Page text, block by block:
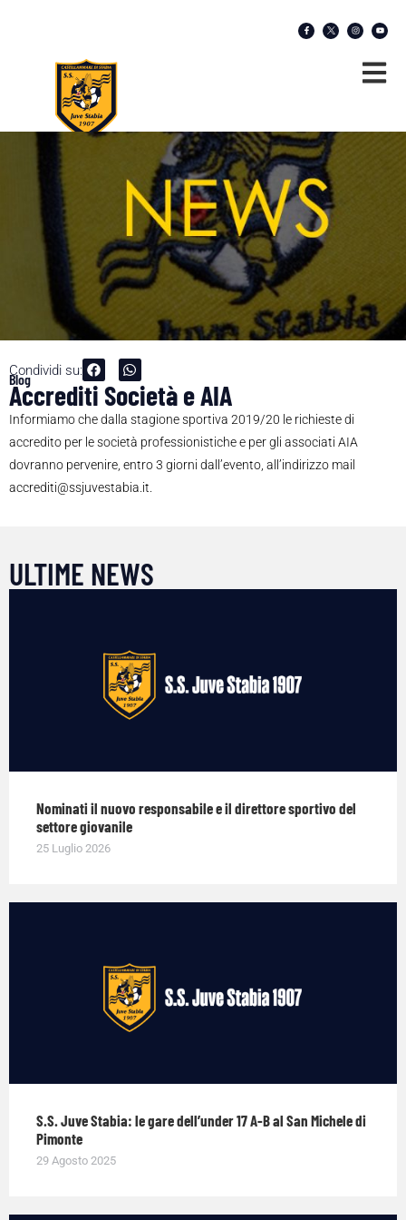
Condividi su:
Blog
Accrediti Società e AIA
Informiamo che dalla stagione sportiva 2019/20 le richieste di
accredito per le società professionistiche e per gli associati AIA
dovranno pervenire, entro 3 giorni dall’evento, all’indirizzo mail
accrediti@ssjuvestabia.it.
ULTIME NEWS
Nominati il nuovo responsabile e il direttore sportivo del
settore giovanile
25 Luglio 2026
S.S. Juve Stabia: le gare dell’under 17 A-B al San Michele di
Pimonte
29 Agosto 2025